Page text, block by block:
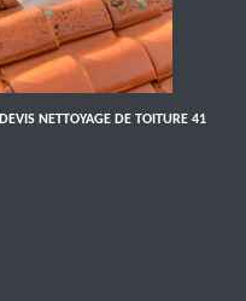
DEVIS NETTOYAGE DE TOITURE 41